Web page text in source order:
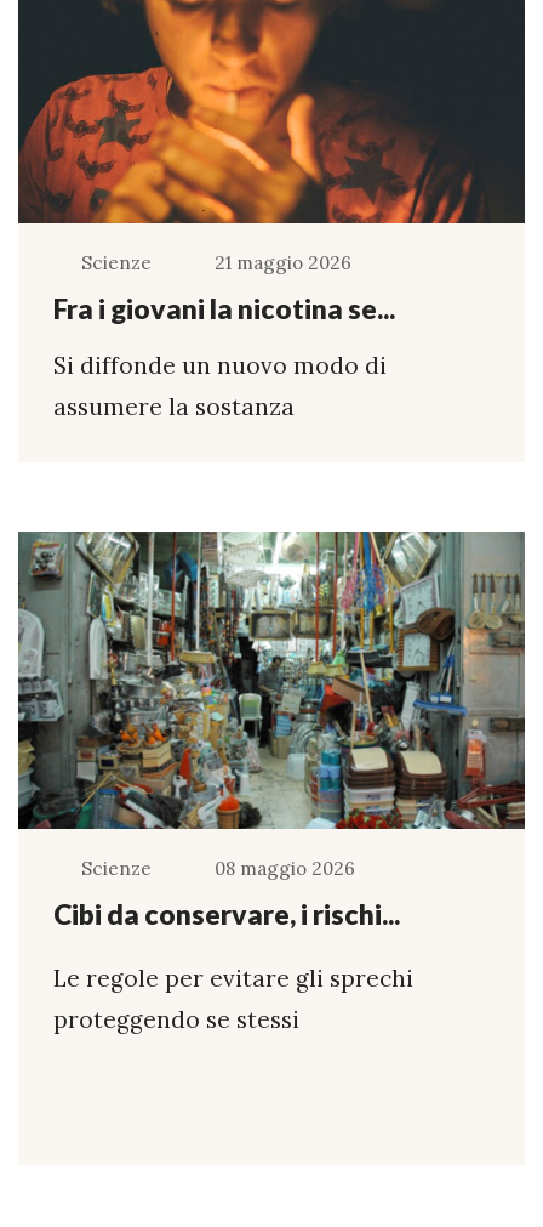
Scienze 21 maggio 2026
Fra i giovani la nicotina se...
Si diffonde un nuovo modo di
assumere la sostanza
Scienze 08 maggio 2026
Cibi da conservare, i rischi...
Le regole per evitare gli sprechi
proteggendo se stessi